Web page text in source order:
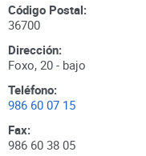
Código Postal:
36700
Dirección:
Foxo, 20 - bajo
Teléfono:
986 60 07 15
Fax:
986 60 38 05